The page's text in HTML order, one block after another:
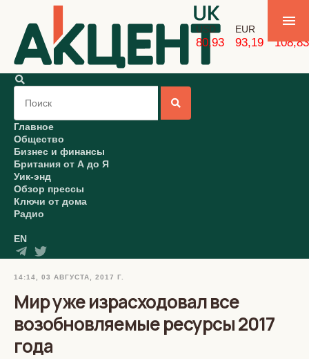
USD
80,93
EUR
93,19 108,83
Главное
Общество
Бизнес и финансы
Британия от А до Я
Уик-энд
Обзор прессы
Ключи от дома
Радио
EN
14:14, 03 АВГУСТА, 2017 Г.
Мир уже израсходовал все
возобновляемые ресурсы 2017
года